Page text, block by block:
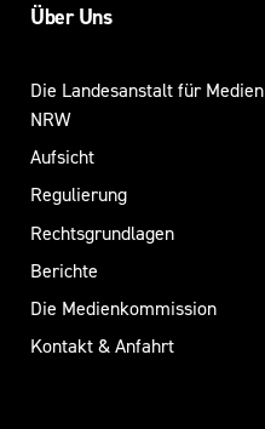
Über Uns
Die Landesanstalt für Medien
NRW
Aufsicht
Regulierung
Rechtsgrundlagen
Berichte
Die Medienkommission
Kontakt & Anfahrt